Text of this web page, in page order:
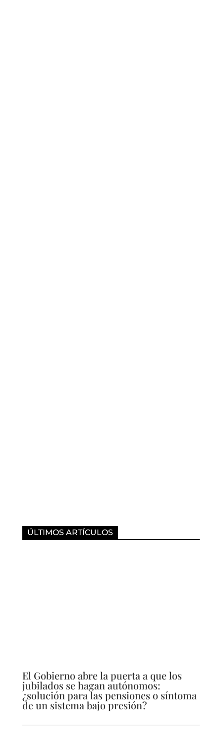
ÚLTIMOS ARTÍCULOS
El Gobierno abre la puerta a que los
jubilados se hagan autónomos:
¿solución para las pensiones o síntoma
de un sistema bajo presión?